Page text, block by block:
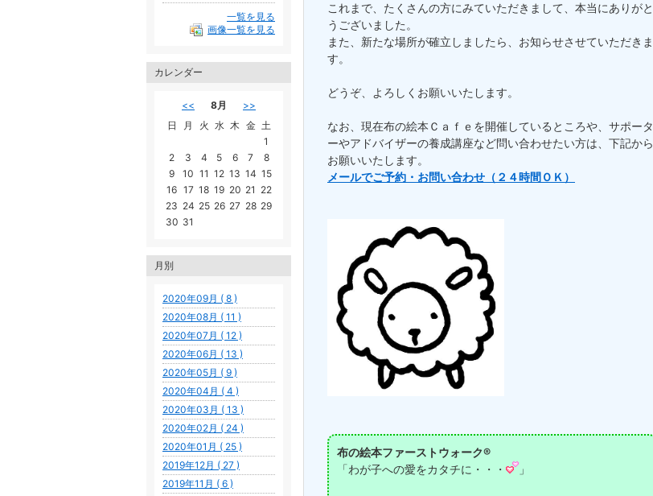
これまで、たくさんの方にみていただきまして、本当にありがと
うございました。
また、新たな場所が確立しましたら、お知らせさせていただきま
す。
どうぞ、よろしくお願いいたします。
なお、現在布の絵本Ｃａｆｅを開催しているところや、サポータ
ーやアドバイザーの養成講座など問い合わせたい方は、下記から
お願いいたします。
メールでご予約・お問い合わせ（２４時間ＯＫ）
布の絵本ファーストウォーク®
「わが子への愛をカタチに・・・
」
一覧を見る
画像一覧を見る
カレンダー
<< 8月
>>
日
月 火 水 木 金 土
1
2
3 4 5 6 7
8
9
10 11 12 13 14 15
16 17 18 19 20 21 22
23 24 25 26 27 28 29
30 31
月別
2020年09月 ( 8 )
2020年08月 ( 11 )
2020年07月 ( 12 )
2020年06月 ( 13 )
2020年05月 ( 9 )
2020年04月 ( 4 )
2020年03月 ( 13 )
2020年02月 ( 24 )
2020年01月 ( 25 )
2019年12月 ( 27 )
2019年11月 ( 6 )